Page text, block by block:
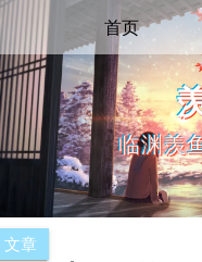
首页
临渊羡
文章